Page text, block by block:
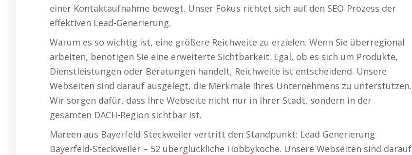
einer Kontaktaufnahme bewegt. Unser Fokus richtet sich auf den SEO-Prozess der
effektiven Lead-Generierung.
Warum es so wichtig ist, eine größere Reichweite zu erzielen. Wenn Sie überregional
arbeiten, benötigen Sie eine erweiterte Sichtbarkeit. Egal, ob es sich um Produkte,
Dienstleistungen oder Beratungen handelt, Reichweite ist entscheidend. Unsere
Webseiten sind darauf ausgelegt, die Merkmale Ihres Unternehmens zu unterstützen.
Wir sorgen dafür, dass Ihre Webseite nicht nur in Ihrer Stadt, sondern in der
gesamten DACH-Region sichtbar ist.
Mareen aus Bayerfeld-Steckweiler vertritt den Standpunkt: Lead Generierung
Bayerfeld-Steckweiler – 52 überglückliche Hobbyköche. Unsere Webseiten sind darauf